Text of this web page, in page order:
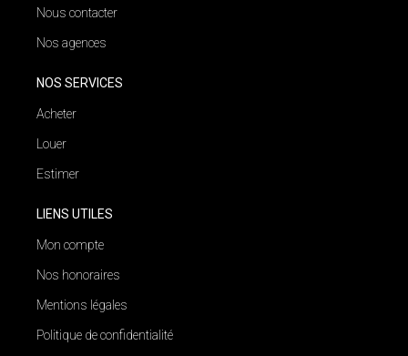
Nous contacter
Nos agences
NOS SERVICES
Acheter
Louer
Estimer
LIENS UTILES
Mon compte
Nos honoraires
Mentions légales
Politique de confidentialité